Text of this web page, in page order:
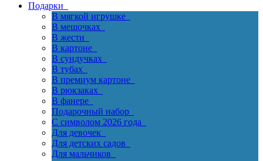
Подарки
В мягкой игрушке
В мешочках
В жести
В картоне
В сундучках
В тубах
В премиум картоне
В рюкзаках
В фанере
Подарочный набор
С символом 2026 года
Для девочек
Для детских садов
Для мальчиков